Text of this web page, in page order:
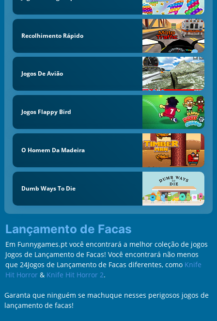
Recolhimento Rápido
Jogos De Avião
Jogos Flappy Bird
O Homem Da Madeira
Dumb Ways To Die
Lançamento de Facas
Em Funnygames.pt você encontrará a melhor coleção de jogos
Jogos de Lançamento de Facas! Você encontrará não menos
que 24Jogos de Lançamento de Facas diferentes, como Knife
Hit Horror& Knife Hit Horror 2.
Garanta que ninguém se machuque nesses perigosos jogos de
lançamento de facas!